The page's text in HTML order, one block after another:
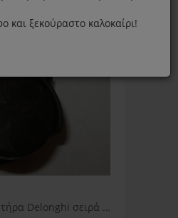
Ροδάκι αφυγραντήρα Delonghi σειρά Des...
και ξεκούραστο καλοκαίρι!